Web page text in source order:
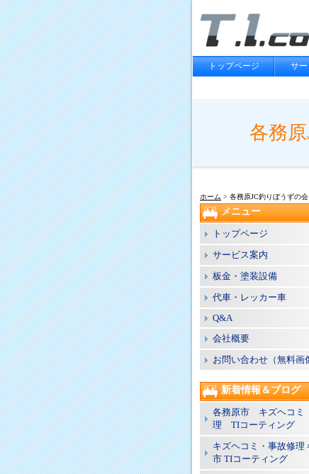
トップページ サ
各務
ホーム > 各務原JC釣りぼうずの
メニュー
トップページ
サービス案内
板金・塗装設備
代車・レッカー車
Q&A
会社概要
お問い合わせ（無料画
新着情報＆ブログ
各務原市 キズヘコ
理 TIコーティング
キズヘコミ・事故修理
市 TIコーティング